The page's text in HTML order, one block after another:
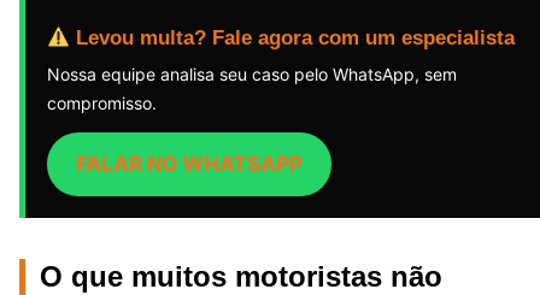
Levou multa? Fale agora com um especialista
Nossa equipe analisa seu caso pelo WhatsApp, sem
compromisso.
FALAR NO WHATSAPP
O que muitos motoristas não